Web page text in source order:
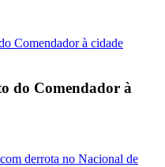
do Comendador à